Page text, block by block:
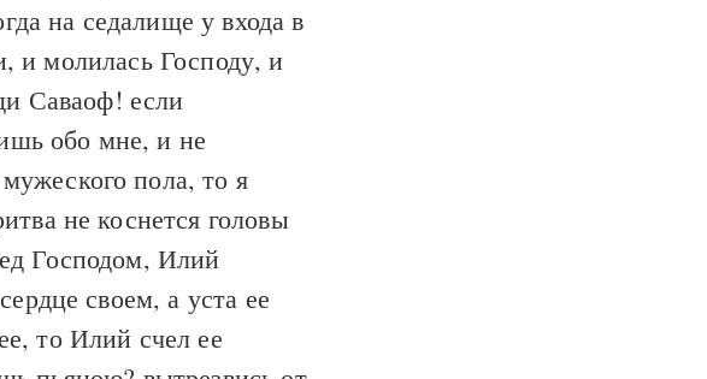
на седалище у входа в
молилась Господу, и
Саваоф! если
обо мне, и не
пола, то я
не коснется головы
Господом, Илий
своем, а уста ее
то Илий счел ее